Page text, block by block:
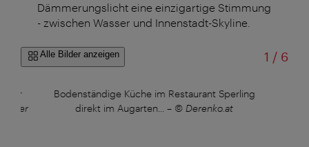
Dämmerungslicht eine einzigartige Stimmung
- zwischen Wasser und Innenstadt-Skyline.
Alle Bilder anzeigen 1 /von
6
Bodenständige Küche im Restaurant Sperling
direkt im Augarten...
– © Derenko.at